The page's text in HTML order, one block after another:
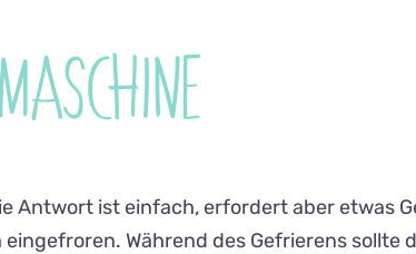
Antwort ist einfach, erfordert aber etwas
Während des Gefrierens sollte